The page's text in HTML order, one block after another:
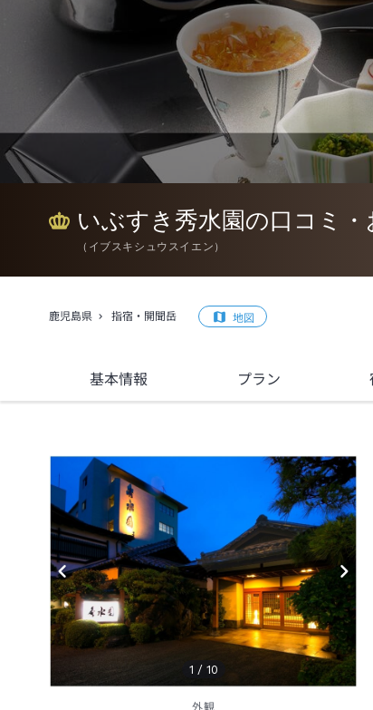
いぶすき秀水園の口コミ
（ イブスキシュウスイエン ）
鹿児島県 指宿・開聞岳 地図
基本情報 プラン
1 / 10
外観